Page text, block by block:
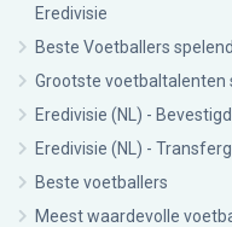
Eredivisie
Beste Voetballers
Grootste voetbaltalenten
Eredivisie (NL) -
Eredivisie (NL) -
Beste voetballers
Meest waardevolle